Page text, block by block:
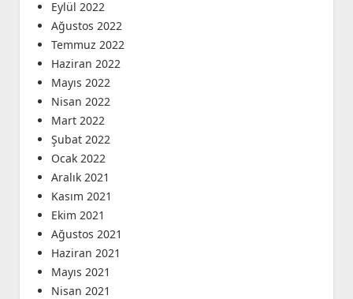
Eylül 2022
Ağustos 2022
Temmuz 2022
Haziran 2022
Mayıs 2022
Nisan 2022
Mart 2022
Şubat 2022
Ocak 2022
Aralık 2021
Kasım 2021
Ekim 2021
Ağustos 2021
Haziran 2021
Mayıs 2021
Nisan 2021